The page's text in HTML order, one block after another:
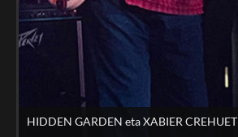
HIDDEN GARDEN eta XABIER CREHUET